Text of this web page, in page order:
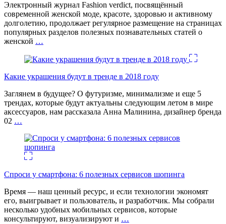
Электронный журнал Fashion verdict, посвящённый
современной женской моде, красоте, здоровью и активному
долголетию, продолжает регулярное размещение на страницах
популярных разделов полезных познавательных статей о
женской …
Какие украшения будут в тренде в 2018 году
Заглянем в будущее? О футуризме, минимализме и еще 5
трендах, которые будут актуальны следующим летом в мире
аксессуаров, нам рассказала Анна Малинина, дизайнер бренда
02 …
Спроси у смартфона: 6 полезных cервисов шопинга
Время — наш ценный ресурс, и если технологии экономят
его, выигрывает и пользователь, и разработчик. Мы собрали
несколько удобных мобильных сервисов, которые
консультируют, визуализируют и …